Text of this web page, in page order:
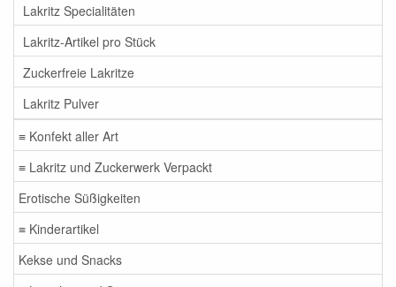
Lakritz Specialitäten
Lakritz-Artikel pro Stück
Zuckerfreie Lakritze
Lakritz Pulver
≡ Konfekt aller Art
≡ Lakritz und Zuckerwerk Verpackt
Erotische Süßigkeiten
≡ Kinderartikel
Kekse und Snacks